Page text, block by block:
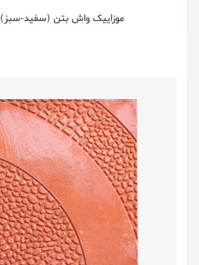
موزاییک واش بتن (سفید-سبز) 30x60cm